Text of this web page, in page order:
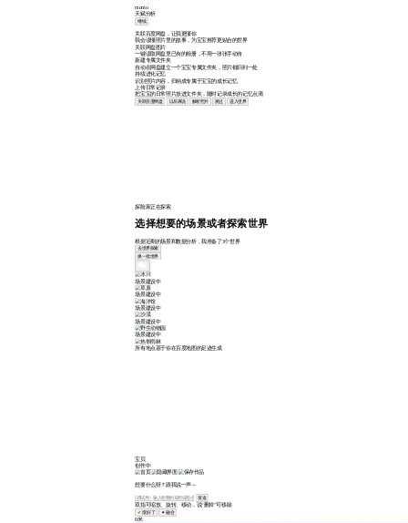
momo
天赋分析
继续
关联百度网盘，让我更懂你
我会读懂照片里的故事，为宝宝推荐更贴合的世界
关联网盘图片
一键读取网盘里已有的相册，不用一张张手动传
新建专属文件夹
自动在网盘建立一个宝宝专属文件夹，照片都归到一处
持续进化记忆
识别照片内容，归纳成专属于宝宝的成长记忆
上传日常记录
把宝宝的日常照片放进文件夹，随时记录成长的记忆点滴
关联百度网盘 以后再说 解析照片 跳过 进入世界
探险家正在探索
选择想要的场景或者探索世界
根据近期的场景和数据分析，我准备了3个世界
去世界探索
换一批世界
场景建设中
场景建设中
场景建设中
场景建设中
场景建设中
所有地点基于你在百度地图的足迹生成
宝贝
创作中
想要什么呀？跟我说一声～
发送
双指可缩放、旋转、移动，说“删掉”可移除
✓ 摆好了 ✦ 融合
0米